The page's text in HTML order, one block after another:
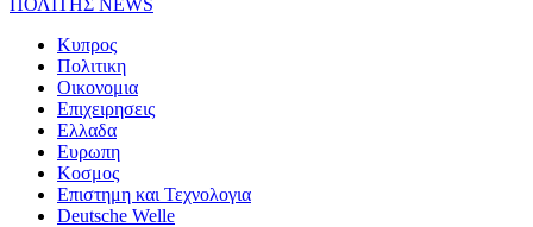
Κυπρος
Πολιτικη
Οικονομια
Επιχειρησεις
Ελλαδα
Ευρωπη
Κοσμος
Επιστημη και Τεχνολογια
Deutsche Welle